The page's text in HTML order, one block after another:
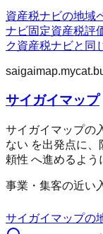
資産税ナビの地域
ナビ固定資産税評
ク資産税ナビと同
サイガイマップ
サイガイマップの
ない を出発点に
頼性 へ進めるよう
事業・集客の近い
サイガイマップの